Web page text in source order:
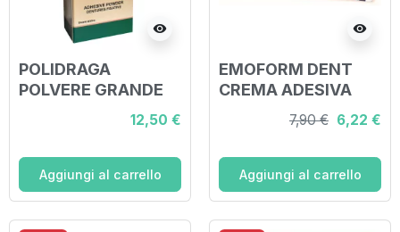
visibility
POLIDRAGA
POLVERE GRANDE
12,50 €
Aggiungi al carrello
visibility
EMOFORM DENT
CREMA ADESIVA
PER PROTESI
DENTALE 45 G
7,90 € 6,22 €
Aggiungi al carrello